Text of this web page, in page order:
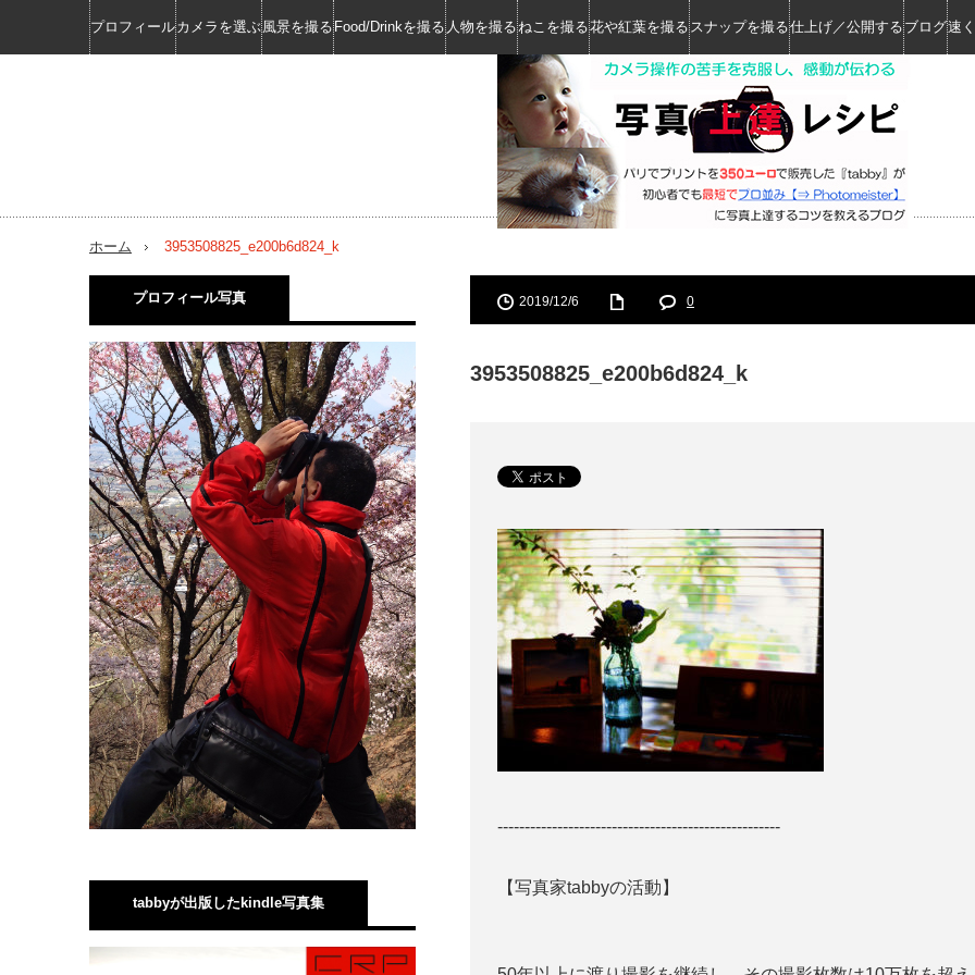
プロフィールカメラを選ぶ風景を撮る Food/Drinkを撮る 人物を撮るねこを撮る花や紅葉を撮る スナップを撮る仕上げ／公開する ブログ速
ホーム 3953508825_e200b6d824_k
2019/12/6 0
3953508825_e200b6d824_k
----------------------------------------------------
【写真家tabbyの活動】
プロフィール写真
tabbyが出版したkindle写真集